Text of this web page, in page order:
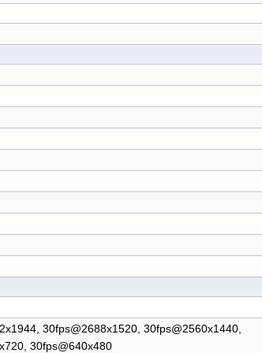
30fps@2688x1520, 30fps@2560x1440,
30fps@640x480